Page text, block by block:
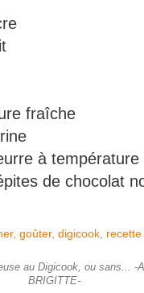
fraîche
à température
de chocolat
au Digicook, ou sans... -
BRIGITTE-